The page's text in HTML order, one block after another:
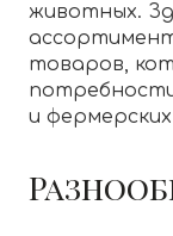
животных.
товаров,
и